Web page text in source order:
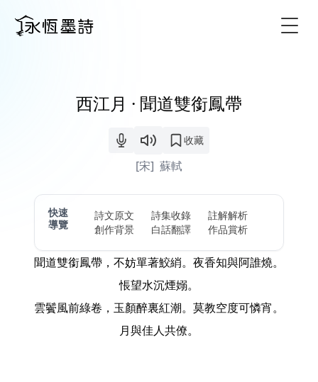
西江月 · 聞道雙銜鳳帶
收藏
[宋] 蘇軾
快速
導覽
詩文原文 詩集收錄
註解解析
創作背景
白話翻譯 作品賞析
聞道雙銜鳳帶，不妨單著鮫綃。夜香知與阿誰燒。
悵望水沉煙嫋。
雲鬢風前綠卷，玉顏醉裏紅潮。莫教空度可憐宵。
月與佳人共僚。